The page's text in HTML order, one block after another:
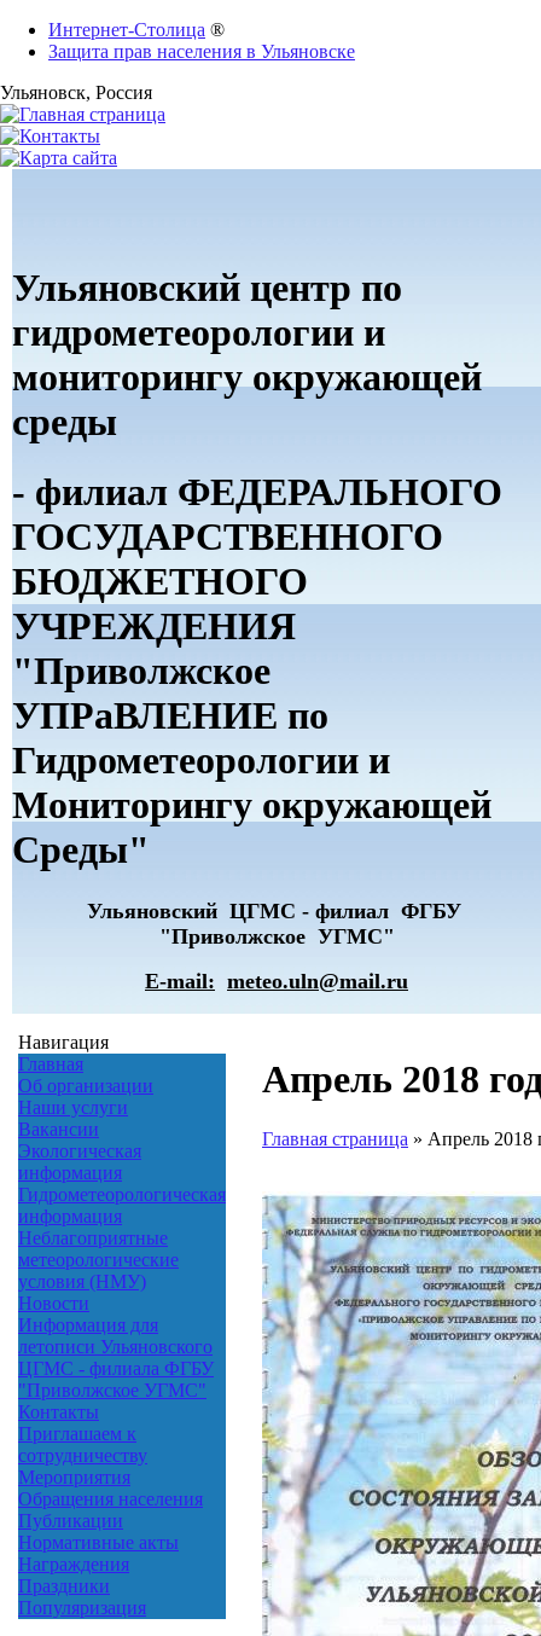
Интернет-Столица ®
Защита прав населения в Ульяновске
Ульяновск, Россия
Ульяновский центр по
гидрометеорологии и
мониторингу окружающей
среды
- филиал ФЕДЕРАЛЬНОГО
ГОСУДАРСТВЕННОГО
БЮДЖЕТНОГО
УЧРЕЖДЕНИЯ
"Приволжское
УПРаВЛЕНИЕ по
Гидрометеорологии и
Мониторингу окружающей
Среды"
Ульяновский ЦГМС - филиал ФГБУ
"Приволжское УГМС"
E-mail: meteo.uln@mail.ru
Навигация
Главная
Об организации
Наши услуги
Вакансии
Экологическая
информация
Гидрометеорологическая
информация
Неблагоприятные
метеорологические
условия (НМУ)
Новости
Информация для
летописи Ульяновского
ЦГМС - филиала ФГБУ
"Приволжское УГМС"
Контакты
Приглашаем к
сотрудничеству
Мероприятия
Обращения населения
Публикации
Нормативные акты
Награждения
Праздники
Популяризация
Апрель 2018
Главная страница » Апрель 2018